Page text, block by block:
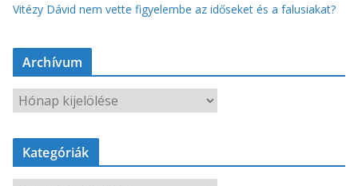
Vitézy Dávid nem vette figyelembe az időseket és a falusiakat?
Archívum
r
c
í
Kategóriák